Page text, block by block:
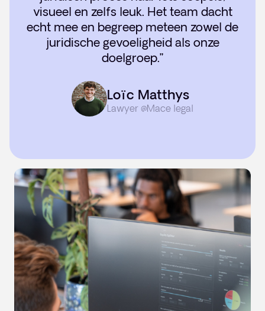
visueel en zelfs leuk. Het team dacht
echt mee en begreep meteen zowel de
juridische gevoeligheid als onze
doelgroep.”
Loïc Matthys
Lawyer @Mace legal